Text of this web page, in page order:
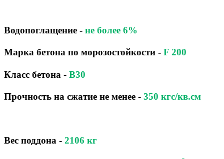
Водопоглащение - не более 6%
Марка бетона по морозостойкости - F 200
Класс бетона - B30
Прочность на сжатие не менее - 350 кгс/кв.см
Вес поддона - 2106 кг